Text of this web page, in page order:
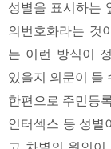
성별을 표시하는
의번호화라는 것
는 이런 방식이
있을지 의문이 들
한편으로 주민등
인터섹스 등 성별